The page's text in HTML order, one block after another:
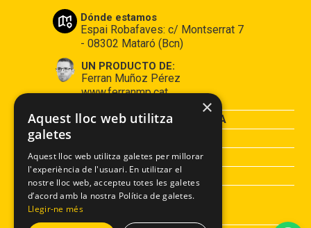
Dónde estamos
Espai Robafaves: c/ Montserrat 7
- 08302 Mataró (Bcn)
UN PRODUCTO DE:
Ferran Muñoz Pérez
www.ferranmp.cat
CONDICIONES DE COMPRA
POLÍTICA DE PRIVACIDAD
POLÍTICA DE COOKIES
×
Aquest lloc web utilitza
galetes
Aquest lloc web utilitza galetes per millorar
l'experiència de l'usuari. En utilitzar el
nostre lloc web, accepteu totes les galetes
d’acord amb la nostra Política de galetes.
Llegir-ne més